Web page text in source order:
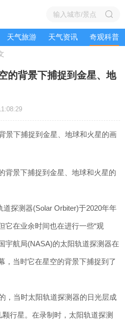
天气旅游 天气资讯 奇观科普
的背景下捕捉到金星、地
景下捕捉到金星、地球和火星的
探测器(Solar Orbiter)于2020年年
它在业余时间也在进行一些“观
宇航局(NASA)的太阳轨道探测器在
，当时它在星空的背景下捕捉到了
当时太阳轨道探测器的日光层成
行星。在录制时，太阳轨道探测